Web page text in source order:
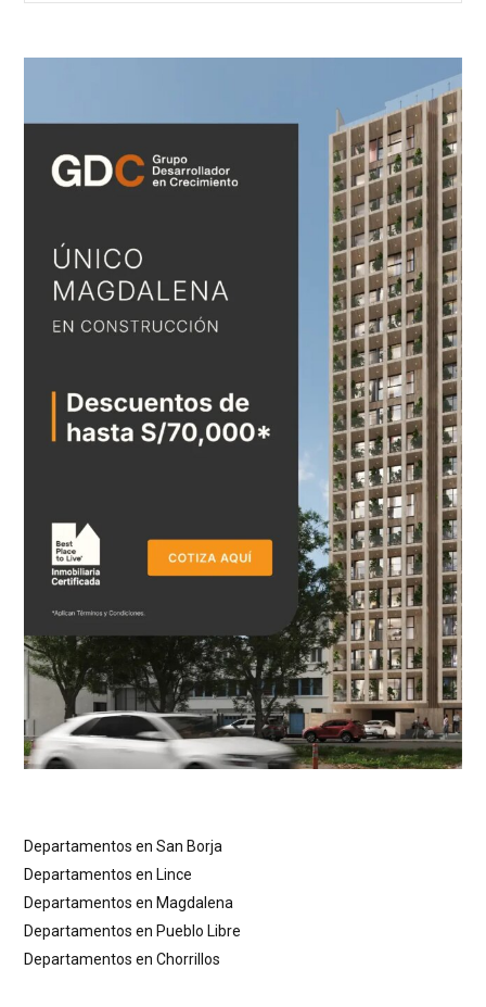
Departamentos en San Borja
Departamentos en Lince
Departamentos en Magdalena
Departamentos en Pueblo Libre
Departamentos en Chorrillos